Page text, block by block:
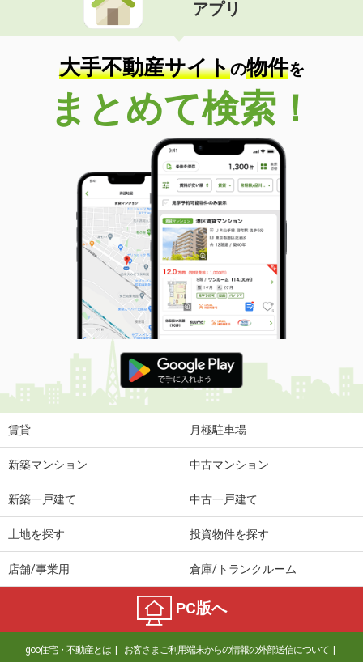
アプリ
大手不動産サイトの物件を
まとめて検索！
賃貸 月極駐車場
新築マンション 中古マンション
新築一戸建て 中古一戸建て
土地を探す 投資物件を探す
店舗/事業用 倉庫/トランクルーム
PC版へ
goo住宅・不動産とは お客さまご利用端末からの情報の外部送信について